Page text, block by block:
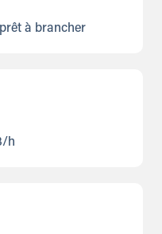
à brancher
h